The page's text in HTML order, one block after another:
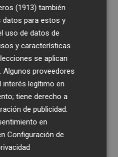
la
cine español.
que se
y Europa, ahí
de las grandes
audiovisual
las de coches,
y
les ocurra. En el
con las cartas
(1913) también
datos para estos y
uso de datos de
y características
se aplican
proveedores
interés legítimo en
tiene derecho a
de publicidad
en
Configuración de